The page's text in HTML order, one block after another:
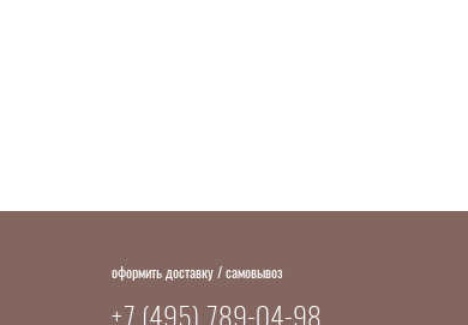
оформить доставку / самовывоз
+7 (495) 789-04-98